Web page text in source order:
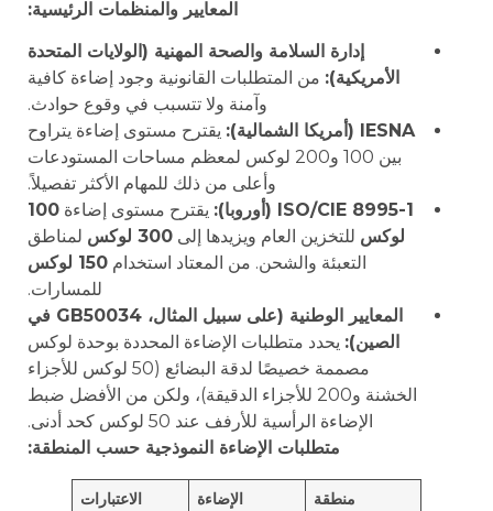
المعايير والمنظمات الرئيسية:
إدارة السلامة والصحة المهنية (الولايات المتحدة
الأمريكية): من المتطلبات القانونية وجود إضاءة كافية
وآمنة ولا تتسبب في وقوع حوادث.
IESNA (أمريكا الشمالية):
يقترح مستوى إضاءة يتراوح
بين 100 و200 لوكس لمعظم مساحات المستودعات
وأعلى من ذلك للمهام الأكثر تفصيلاً.
ISO/CIE 8995-1 (أوروبا):
يقترح مستوى إضاءة 100
لوكس للتخزين العام ويزيدها إلى 300 لوكس
لمناطق
التعبئة والشحن. من المعتاد استخدام 150 لوكس
للمسارات.
المعايير الوطنية (على سبيل المثال، GB50034 في
الصين): يحدد متطلبات الإضاءة المحددة بوحدة لوكس
مصممة خصيصًا لدقة البضائع (50 لوكس للأجزاء
الخشنة و200 للأجزاء الدقيقة)، ولكن من الأفضل ضبط
الإضاءة الرأسية للأرفف عند 50 لوكس كحد أدنى.
متطلبات الإضاءة النموذجية حسب المنطقة:
منطقة
الإضاءة
الاعتبارات